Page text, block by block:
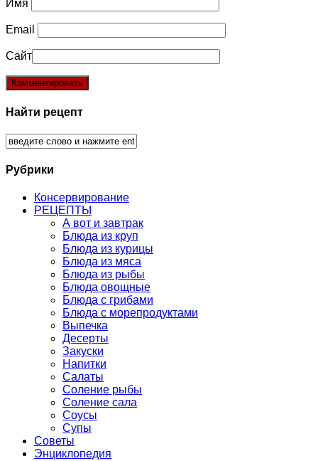
Имя
Email
Сайт
Найти рецепт
Рубрики
Консервирование
РЕЦЕПТЫ
А вот и завтрак
Блюда из круп
Блюда из курицы
Блюда из мяса
Блюда из рыбы
Блюда овощные
Блюда с грибами
Блюда с морепродуктами
Выпечка
Десерты
Закуски
Напитки
Салаты
Соление рыбы
Соление сала
Соусы
Супы
Советы
Энциклопедия